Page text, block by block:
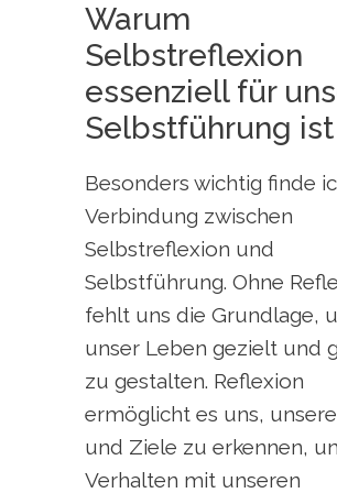
Warum
Selbstreflexion
essenziell für
Selbstführung ist
Besonders wichtig finde
Verbindung zwischen
Selbstreflexion und
Selbstführung. Ohne
fehlt uns die Grundlage,
unser Leben gezielt und
zu gestalten. Reflexion
ermöglicht es uns,
und Ziele zu erkennen,
Verhalten mit unseren